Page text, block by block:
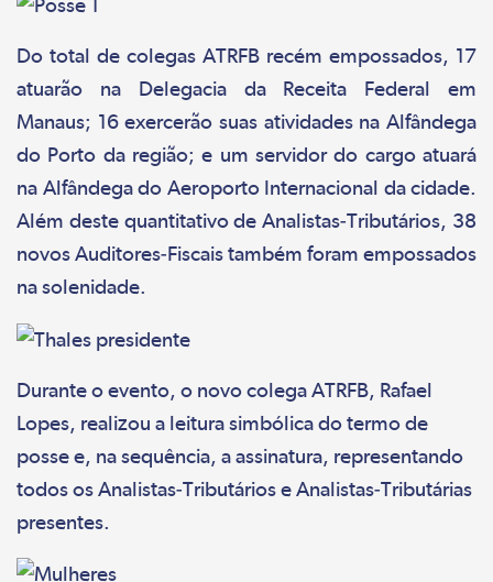
Do total de colegas ATRFB recém empossados, 17
atuarão na Delegacia da Receita Federal em
Manaus; 16 exercerão suas atividades na Alfândega
do Porto da região; e um servidor do cargo atuará
na Alfândega do Aeroporto Internacional da cidade.
Além deste quantitativo de Analistas-Tributários, 38
novos Auditores-Fiscais também foram empossados
na solenidade.
Durante o evento, o novo colega ATRFB, Rafael
Lopes, realizou a leitura simbólica do termo de
posse e, na sequência, a assinatura, representando
todos os Analistas-Tributários e Analistas-Tributárias
presentes.